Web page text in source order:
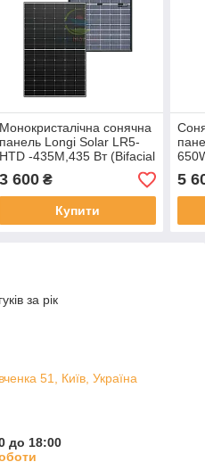
Монокристалічна сонячна
панель Longi Solar LR5-
HTD -435M,435 Вт (Bifacial
Double Glass Mono)
3 600₴
Купити
5
за рік
51, Київ, Україна
до 18:00